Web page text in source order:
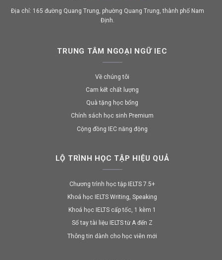
Địa chỉ: 165 đường Quang Trung, phường Quang Trung, thành phố Nam
Định.
TRUNG TÂM NGOẠI NGỮ IEC
Về chúng tôi
Cam kết chất lượng
Quà tặng học bổng
Chính sách học sinh Premium
Cộng đồng IEC năng động
LỘ TRÌNH HỌC TẬP HIỆU QUẢ
Chương trình học tập IELTS 7.5+
Khoá học IELTS Writing, Speaking
Khoá học IELTS cấp tốc, 1 kèm 1
Sổ tay tài liệu IELTS từ A đến Z
Thông tin dành cho học viên mới